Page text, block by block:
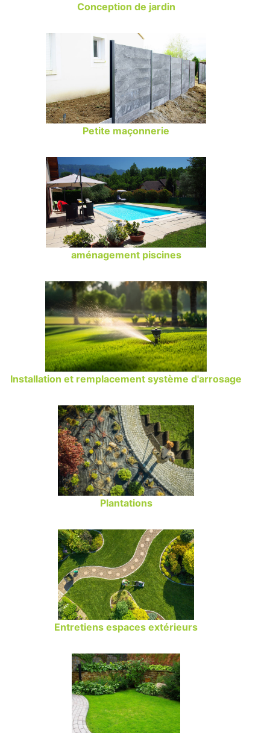
Conception de jardin
Petite maçonnerie
aménagement piscines
Installation et remplacement système d'arrosage
Plantations
Entretiens espaces extérieurs